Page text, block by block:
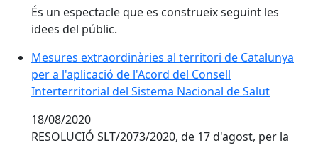
És un espectacle que es construeix seguint les
idees del públic.
Mesures extraordinàries al territori de Catalunya
per a l'aplicació de l'Acord del Consell
Interterritorial del Sistema Nacional de Salut
18/08/2020
RESOLUCIÓ SLT/2073/2020, de 17 d'agost, per la